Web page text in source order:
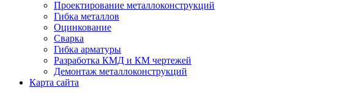
Проектирование металлоконструкций
Гибка металлов
Оцинкование
Сварка
Гибка арматуры
Разработка КМД и КМ чертежей
Демонтаж металлоконструкций
Карта сайта